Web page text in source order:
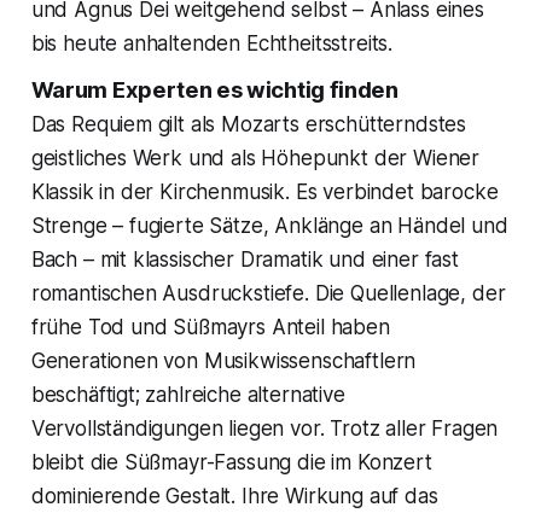
und Agnus Dei weitgehend selbst – Anlass eines
bis heute anhaltenden Echtheitsstreits.
Warum Experten es wichtig finden
Das Requiem gilt als Mozarts erschütterndstes
geistliches Werk und als Höhepunkt der Wiener
Klassik in der Kirchenmusik. Es verbindet barocke
Strenge – fugierte Sätze, Anklänge an Händel und
Bach – mit klassischer Dramatik und einer fast
romantischen Ausdruckstiefe. Die Quellenlage, der
frühe Tod und Süßmayrs Anteil haben
Generationen von Musikwissenschaftlern
beschäftigt; zahlreiche alternative
Vervollständigungen liegen vor. Trotz aller Fragen
bleibt die Süßmayr-Fassung die im Konzert
dominierende Gestalt. Ihre Wirkung auf das